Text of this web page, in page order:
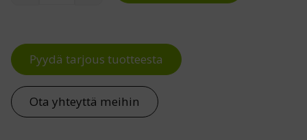
Pyydä tarjous tuotteesta
Ota yhteyttä meihin